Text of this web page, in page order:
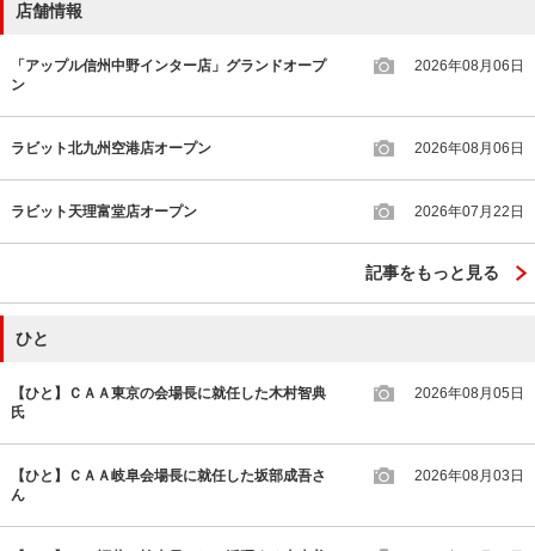
店舗情報
「アップル信州中野インター店」グランドオープ
ン
2026年08月06日
ラビット北九州空港店オープン 2026年08月06日
ラビット天理富堂店オープン 2026年07月22日
記事をもっと見る
ひと
【ひと】ＣＡＡ東京の会場長に就任した木村智典
氏
2026年08月05日
【ひと】ＣＡＡ岐阜会場長に就任した坂部成吾さ
ん
2026年08月03日